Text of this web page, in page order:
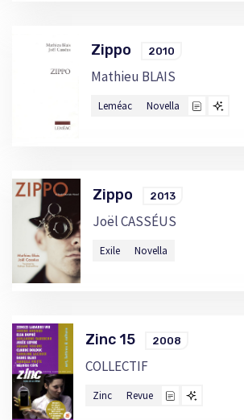
Zippo 2010
Mathieu BLAIS
Leméac Novella
Zippo 2013
Joël CASSÉUS
Exile Novella
Zinc 15 2008
COLLECTIF
Zinc Revue